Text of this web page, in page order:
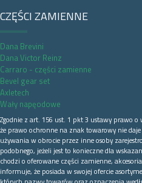
CZĘŚCI ZAMIENNE
Dana Brevini
Dana Victor Reinz
Carraro - części zamienne
Bevel gear set
Axletech
Wały napęodowe
Zgodnie z art. 156 ust. 1 pkt 3 ustawy prawo
że prawo ochronne na znak towarowy nie
używania w obrocie przez inne osoby
podobnego, jeżeli jest to konieczne dla
chodzi o oferowane części zamienne, akcesoria
informuje, że posiada w swojej ofercie